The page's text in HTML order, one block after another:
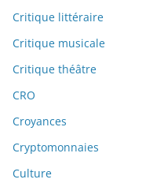
Critique littéraire
Critique musicale
Critique théâtre
CRO
Croyances
Cryptomonnaies
Culture